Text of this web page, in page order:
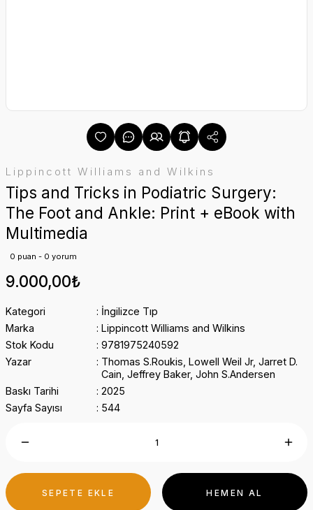
Lippincott Williams and Wilkins
Tips and Tricks in Podiatric Surgery:
The Foot and Ankle: Print + eBook with
Multimedia
0 puan - 0 yorum
9.000,00₺
Kategori
İngilizce Tıp
Marka
Lippincott Williams and Wilkins
Stok Kodu
9781975240592
Yazar
Thomas S.Roukis, Lowell Weil Jr, Jarret D.
Cain, Jeffrey Baker, John S.Andersen
Baskı Tarihi
2025
Sayfa Sayısı
544
SEPETE EKLE HEMEN AL